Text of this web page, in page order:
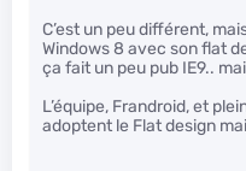
C’est un peu différent,
Windows 8 avec son flat
ça fait un peu pub IE9..
L’équipe, Frandroid, et
adoptent le Flat design